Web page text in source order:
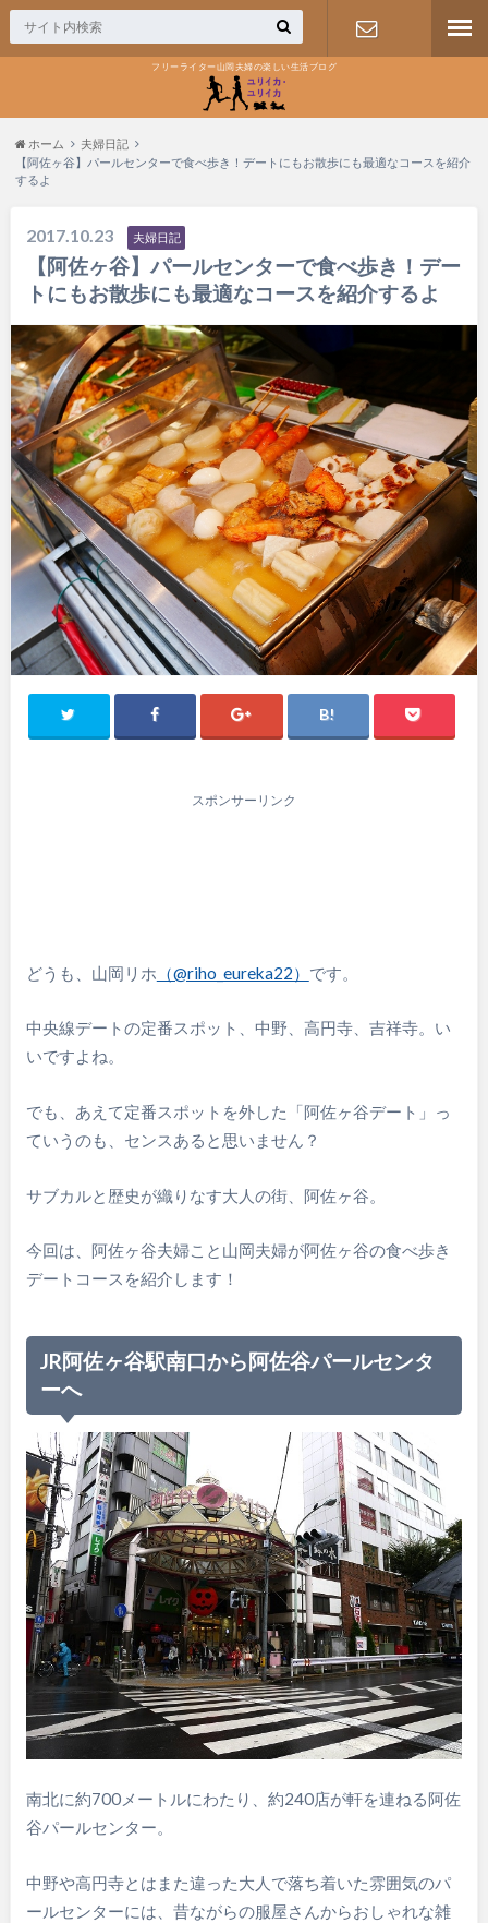
フリーライター山岡夫婦の楽しい生活ブログ
ホーム
夫婦日記
【阿佐ヶ谷】パールセンターで食べ歩き！デートにもお散歩にも最適なコースを紹介
するよ
2017.10.23 夫婦日記
【阿佐ヶ谷】パールセンターで食べ歩き！デー
トにもお散歩にも最適なコースを紹介するよ
スポンサーリンク
どうも、山岡リホ （@riho_eureka22） です。
中央線デートの定番スポット、中野、高円寺、吉祥寺。い
いですよね。
でも、あえて定番スポットを外した「阿佐ヶ谷デート」っ
ていうのも、センスあると思いません？
サブカルと歴史が織りなす大人の街、阿佐ヶ谷。
今回は、阿佐ヶ谷夫婦こと山岡夫婦が阿佐ヶ谷の食べ歩き
デートコースを紹介します！
JR阿佐ヶ谷駅南口から阿佐谷パールセンタ
ーへ
南北に約700メートルにわたり、約240店が軒を連ねる阿佐
谷パールセンター。
中野や高円寺とはまた違った大人で落ち着いた雰囲気のパ
ールセンターには、昔ながらの服屋さんからおしゃれな雑